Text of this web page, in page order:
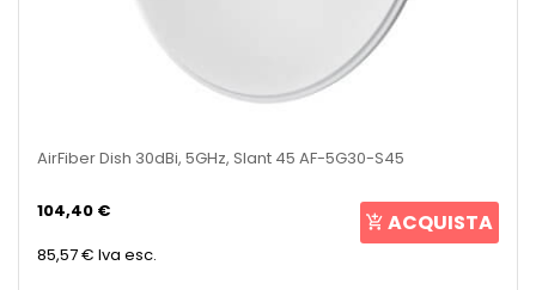
AirFiber Dish 30dBi, 5GHz, Slant 45 AF-5G30-S45
104,40 €
85,57 € Iva esc.
ACQUISTA